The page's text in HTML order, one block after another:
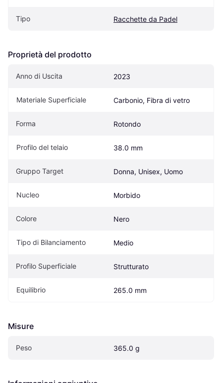
Tipo Racchette da Padel
Proprietà del prodotto
Anno di Uscita 2023
Materiale Superficiale Carbonio, Fibra di vetro
Forma Rotondo
Profilo del telaio 38.0 mm
Gruppo Target Donna, Unisex, Uomo
Nucleo Morbido
Colore Nero
Tipo di Bilanciamento Medio
Profilo Superficiale Strutturato
Equilibrio 265.0 mm
Misure
Peso 365.0 g